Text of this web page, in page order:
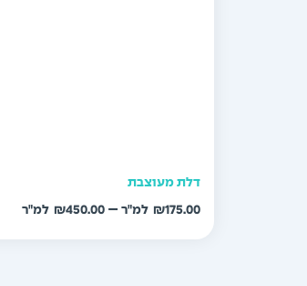
דלת מעוצבת
₪175.00
–
₪450.00
טווח